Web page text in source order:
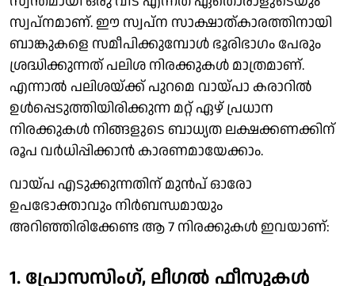
സ്വപ്നമാണ്. ഈ സ്വപ്ന സാക്ഷാത്കാരത്തിനായി
ബാങ്കുകളെ സമീപിക്കുമ്പോള്‍ ഭൂരിഭാഗം പേരും
ശ്രദ്ധിക്കുന്നത് പലിശ നിരക്കുകള്‍ മാത്രമാണ്.
എന്നാല്‍ പലിശയ്ക്ക് പുറമെ വായ്പാ കരാറില്‍
ഉള്‍പ്പെടുത്തിയിരിക്കുന്ന മറ്റ് ഏഴ് പ്രധാന
നിരക്കുകള്‍ നിങ്ങളുടെ ബാധ്യത ലക്ഷക്കണക്കിന്
രൂപ വര്‍ധിപ്പിക്കാന്‍ കാരണമായേക്കാം.
വായ്പ എടുക്കുന്നതിന് മുന്‍പ് ഓരോ
ഉപഭോക്താവും നിര്‍ബന്ധമായും
അറിഞ്ഞിരിക്കേണ്ട ആ 7 നിരക്കുകള്‍ ഇവയാണ്:
1. പ്രോസസിംഗ്, ലീഗല്‍ ഫീസുകള്‍